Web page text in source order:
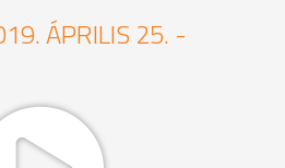
ÁPRILIS 25. -